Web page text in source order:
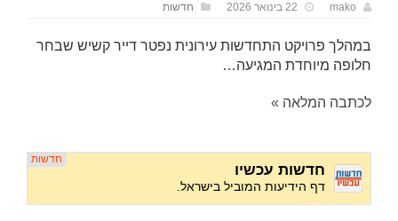
mako 22 בינואר 2026 חדשות
במהלך פרויקט התחדשות עירונית נפטר דייר קשיש שבחר
חלופה מיוחדת המגיעה…
לכתבה המלאה »